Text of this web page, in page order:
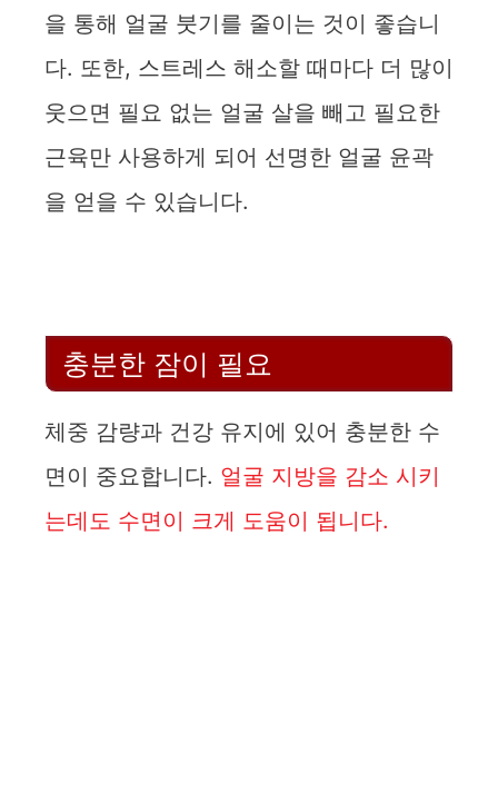
을 통해 얼굴 붓기를 줄이는 것이 좋습니
다. 또한, 스트레스 해소할 때마다 더 많이
웃으면 필요 없는 얼굴 살을 빼고 필요한
근육만 사용하게 되어 선명한 얼굴 윤곽
을 얻을 수 있습니다.
충분한 잠이 필요
체중 감량과 건강 유지에 있어 충분한 수
면이 중요합니다. 얼굴 지방을 감소 시키
는데도 수면이 크게 도움이 됩니다.